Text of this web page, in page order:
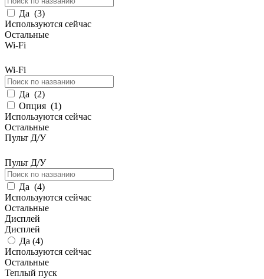
Да (3)
Используются сейчас
Остальные
Wi-Fi
Wi-Fi
Да (2)
Опция (1)
Используются сейчас
Остальные
Пульт Д/У
Пульт Д/У
Да (4)
Используются сейчас
Остальные
Дисплей
Дисплей
Да (4)
Используются сейчас
Остальные
Теплый пуск